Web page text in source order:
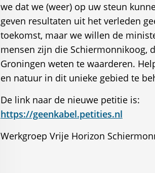
we dat we (weer) op uw steun
geven resultaten uit het verleden
toekomst, maar we willen de
mensen zijn die Schiermonnikoog,
Groningen weten te waarderen.
en natuur in dit unieke gebied te
De link naar de nieuwe petitie is:
https://geenkabel.petities.nl
Werkgroep Vrije Horizon